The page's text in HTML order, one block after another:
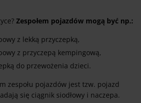
Zespołem pojazdów mogą być np.:
z lekką przyczepką,
z przyczepą kempingową,
do przewożenia dzieci.
zespołu pojazdów jest tzw. pojazd
się ciągnik siodłowy i naczepa.